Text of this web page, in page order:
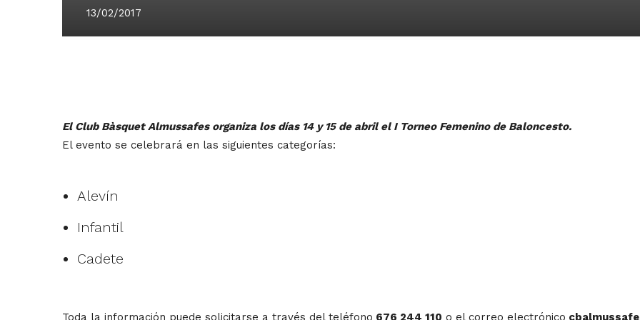
13/02/2017
El Club Bàsquet Almussafes organiza los días 14 y 15 de abril el I Torneo Femenino de Baloncesto.
El evento se celebrará en las siguientes categorías:
Alevín
Infantil
Cadete
Toda la información puede solicitarse a través del teléfono 676 244 110 o el correo electrónico